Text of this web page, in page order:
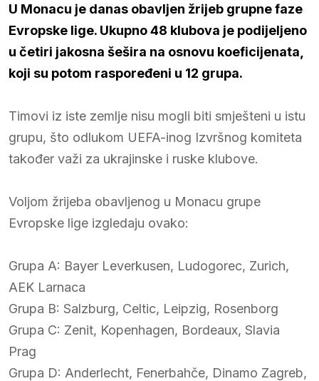
U Monacu je danas obavljen žrijeb grupne faze
Evropske lige. Ukupno 48 klubova je podijeljeno
u četiri jakosna šešira na osnovu koeficijenata,
koji su potom raspoređeni u 12 grupa.
Timovi iz iste zemlje nisu mogli biti smješteni u istu
grupu, što odlukom UEFA-inog Izvršnog komiteta
također važi za ukrajinske i ruske klubove.
Voljom žrijeba obavljenog u Monacu grupe
Evropske lige izgledaju ovako:
Grupa A: Bayer Leverkusen, Ludogorec, Zurich,
AEK Larnaca
Grupa B: Salzburg, Celtic, Leipzig, Rosenborg
Grupa C: Zenit, Kopenhagen, Bordeaux, Slavia
Prag
Grupa D: Anderlecht, Fenerbahče, Dinamo Zagreb,